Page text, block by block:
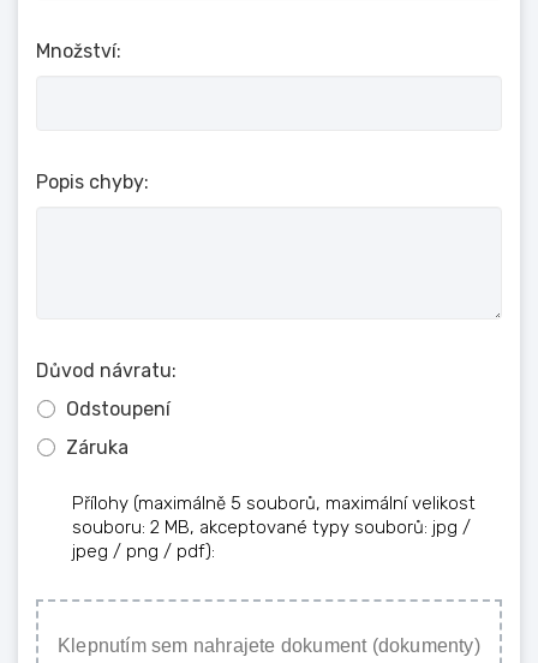
Množství:
Popis chyby:
Důvod návratu:
Odstoupení
Záruka
Přílohy (maximálně 5 souborů, maximální velikost
souboru: 2 MB, akceptované typy souborů: jpg /
jpeg / png / pdf):
Klepnutím sem nahrajete dokument (dokumenty)